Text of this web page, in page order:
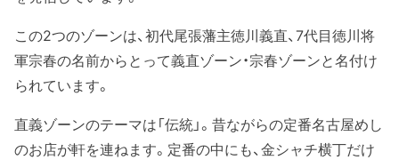
この2つのゾーンは、初代尾張藩主徳川義直、7代目徳川将
軍宗春の名前からとって義直ゾーン・宗春ゾーンと名付け
られています。
直義ゾーンのテーマは「伝統」。昔ながらの定番名古屋めし
のお店が軒を連ねます。定番の中にも、金シャチ横丁だけ